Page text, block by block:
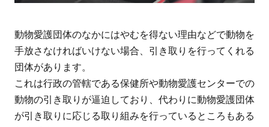
護
団
体3
3.1
ピース
動物愛護団体のなかにはやむを得ない理由などで動物を
手放さなければいけない場合、引き取りを行ってくれる
団体があります。
これは行政の管轄である保健所や動物愛護センターでの
動物の引き取りが逼迫しており、代わりに動物愛護団体
が引き取りに応じる取り組みを行っているところもある